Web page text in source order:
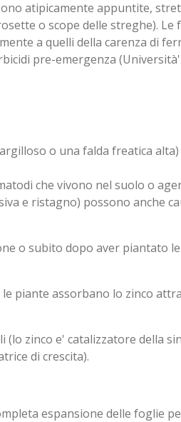
atipicamente appuntite,
o scope delle streghe).
a quelli della carenza di
pre-emergenza (Università
o una falda freatica alta)
che vivono nel suolo o
e ristagno) possono anche
o subito dopo aver piantato
piante assorbano lo zinco
(lo zinco e' catalizzatore della
di crescita).
espansione delle foglie